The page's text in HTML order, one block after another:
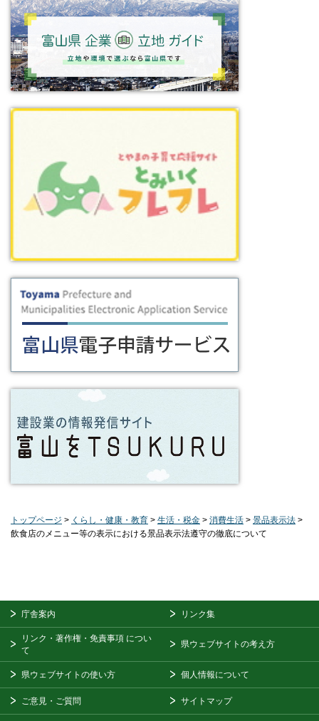
トップページ > くらし・健康・教育 > 生活・税金 > 消費生活 > 景品表示法 >
飲食店のメニュー等の表示における景品表示法遵守の徹底について
庁舎案内 リンク集
リンク・著作権・免責事項 につい
て
県ウェブサイトの考え方
県ウェブサイトの使い方 個人情報について
ご意見・ご質問 サイトマップ